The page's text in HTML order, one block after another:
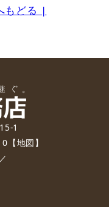
もどる |
1
【地図】